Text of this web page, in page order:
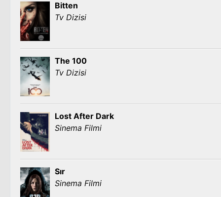
Bitten
Tv Dizisi
The 100
Tv Dizisi
Lost After Dark
Sinema Filmi
Sır
Sinema Filmi